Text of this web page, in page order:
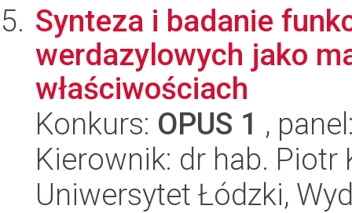
Synteza i badanie
werdazylowych jako
właściwościach
Konkurs: OPUS 1 ,
Kierownik: dr hab. Piotr
Uniwersytet Łódzki,